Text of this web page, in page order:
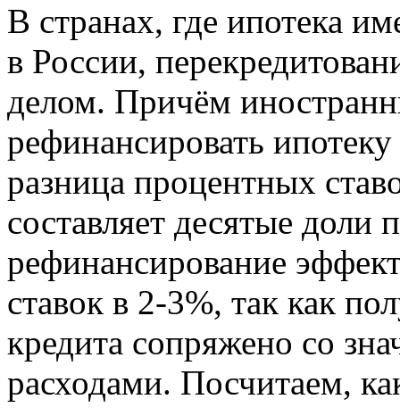
В странах, где ипотека
в России,
делом. Причём
рефинансировать
разница процентных
составляет десятые
рефинансирование
ставок в 2-3%, так как
кредита сопряжено со
расходами. Посчитаем,